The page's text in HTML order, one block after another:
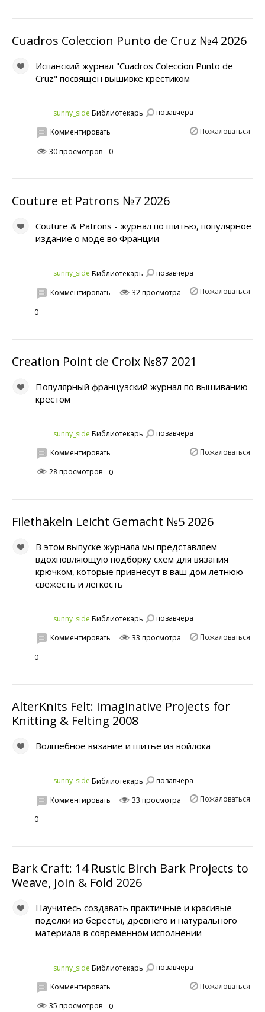
Cuadros Coleccion Punto de Cruz №4 2026
Испанский журнал "Cuadros Coleccion Punto de
Cruz" посвящен вышивке крестиком
sunny_side Библиотекарь
позавчера
Пожаловаться
Комментировать
30 просмотров
0
Couture et Patrons №7 2026
Couture & Patrons - журнал по шитью, популярное
издание о моде во Франции
sunny_side Библиотекарь
позавчера
Пожаловаться
Комментировать
32 просмотра
0
Creation Point de Croix №87 2021
Популярный французский журнал по вышиванию
крестом
sunny_side Библиотекарь
позавчера
Пожаловаться
Комментировать
28 просмотров
0
Filethäkeln Leicht Gemacht №5 2026
В этом выпуске журнала мы представляем
вдохновляющую подборку схем для вязания
крючком, которые привнесут в ваш дом летнюю
свежесть и легкость
sunny_side Библиотекарь
позавчера
Пожаловаться
Комментировать
33 просмотра
0
AlterKnits Felt: Imaginative Projects for
Knitting & Felting 2008
Волшебное вязание и шитье из войлока
sunny_side Библиотекарь
позавчера
Пожаловаться
Комментировать
33 просмотра
0
Bark Craft: 14 Rustic Birch Bark Projects to
Weave, Join & Fold 2026
Научитесь создавать практичные и красивые
поделки из бересты, древнего и натурального
материала в современном исполнении
sunny_side Библиотекарь
позавчера
Пожаловаться
Комментировать
35 просмотров
0